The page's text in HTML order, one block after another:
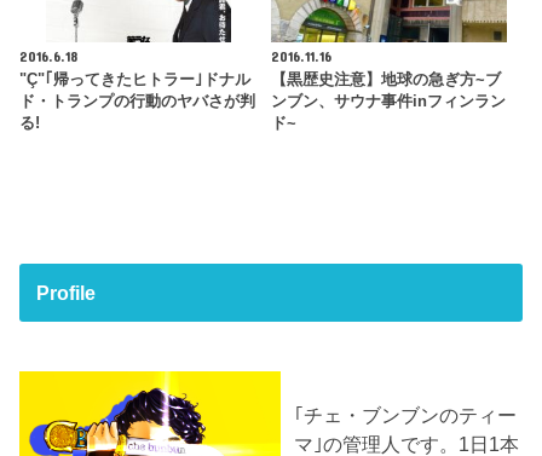
2016.6.18
"Ç"｢帰ってきたヒトラー｣ドナル
ド・トランプの行動のヤバさが判
る!
2016.11.16
【黒歴史注意】地球の急ぎ方~ブ
ンブン、サウナ事件inフィンラン
ド~
Profile
｢チェ・ブンブンのティー
マ｣の管理人です。1日1本